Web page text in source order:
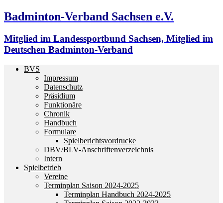
Badminton-Verband Sachsen e.V.
Mitglied im Landessportbund Sachsen, Mitglied im
Deutschen Badminton-Verband
BVS
Impressum
Datenschutz
Präsidium
Funktionäre
Chronik
Handbuch
Formulare
Spielberichtsvordrucke
DBV/BLV-Anschriftenverzeichnis
Intern
Spielbetrieb
Vereine
Terminplan Saison 2024-2025
Terminplan Handbuch 2024-2025